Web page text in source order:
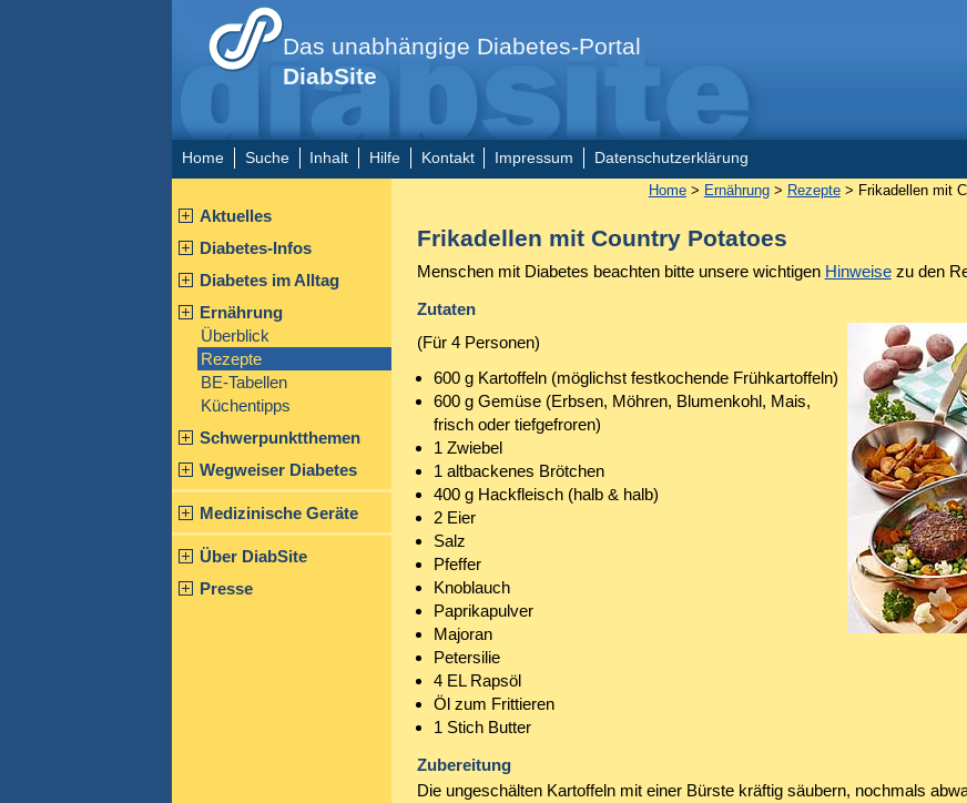
Das unabhängige Diabetes-Portal
DiabSite
Home Suche Inhalt Hilfe Kontakt Impressum Datenschutzerklärung
Aktuelles
Diabetes-Infos
Diabetes im Alltag
Ernährung
Überblick
Rezepte
BE-Tabellen
Küchentipps
Schwerpunktthemen
Wegweiser Diabetes
Medizinische Geräte
Über DiabSite
Presse
Home> Ernährung> Rezepte> Frikadellen mit
Frikadellen mit Country Potatoes
Menschen mit Diabetes beachten bitte unsere wichtigen Hinweisezu den
Zutaten
(Für 4 Personen)
600 g Kartoffeln (möglichst festkochende Frühkartoffeln)
600 g Gemüse (Erbsen, Möhren, Blumenkohl, Mais,
frisch oder tiefgefroren)
1 Zwiebel
1 altbackenes Brötchen
400 g Hackfleisch (halb & halb)
2 Eier
Salz
Pfeffer
Knoblauch
Paprikapulver
Majoran
Petersilie
4 EL Rapsöl
Öl zum Frittieren
1 Stich Butter
Zubereitung
Die ungeschälten Kartoffeln mit einer Bürste kräftig säubern, nochmals